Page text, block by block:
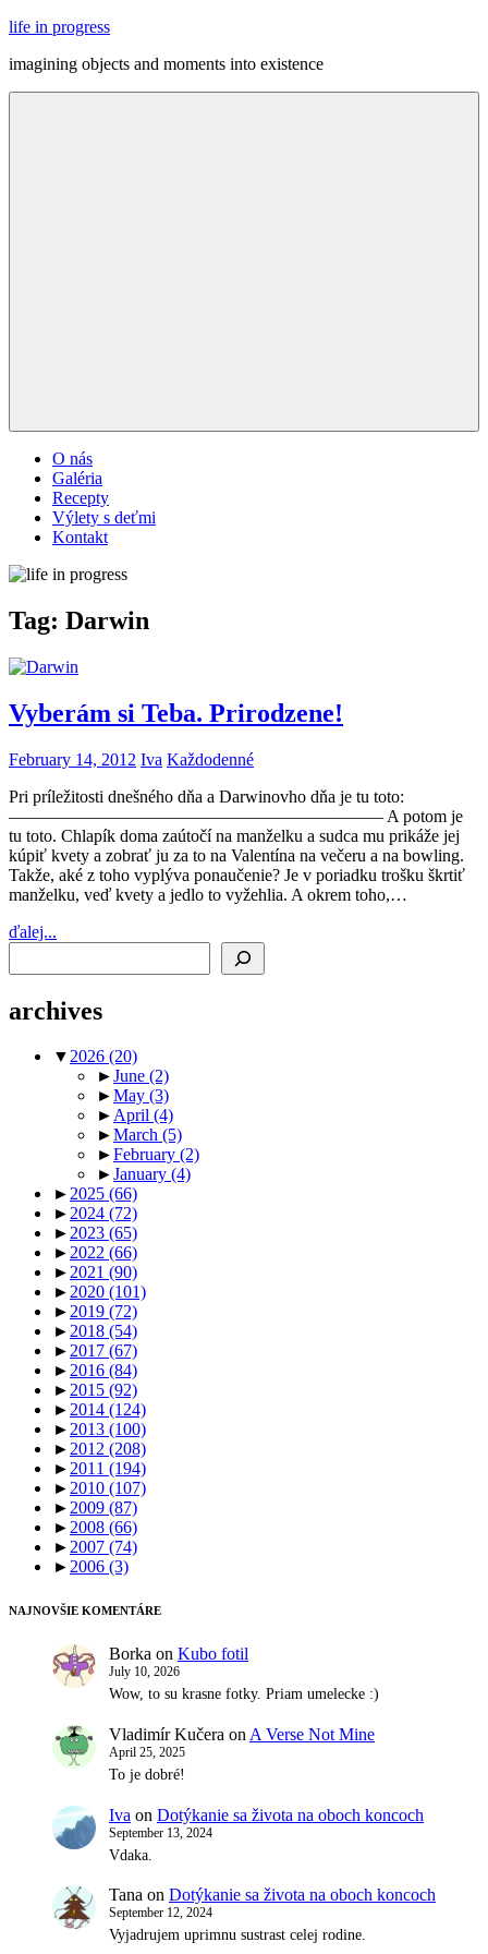
Skip
content
life in progress
imagining objects and moments into existence
O nás
Galéria
Recepty
Výlety s deťmi
Kontakt
Tag: Darwin
Vyberám si Teba. Prirodzene!
February 14, 2012 Iva Každodenné
Pri príležitosti dnešného dňa a Darwinovho dňa je tu toto:
—————————————————————– A potom je
tu toto. Chlapík doma zaútočí na manželku a sudca mu prikáže jej
kúpiť kvety a zobrať ju za to na Valentína na večeru a na bowling.
Takže, aké z toho vyplýva ponaučenie? Je v poriadku trošku škrtiť
manželku, veď kvety a jedlo to vyžehlia. A okrem toho,…
ďalej...
archives
▼2026 (20)
►June (2)
►May (3)
►April (4)
►March (5)
►February (2)
►January (4)
►2025 (66)
►2024 (72)
►2023 (65)
►2022 (66)
►2021 (90)
►2020 (101)
►2019 (72)
►2018 (54)
►2017 (67)
►2016 (84)
►2015 (92)
►2014 (124)
►2013 (100)
►2012 (208)
►2011 (194)
►2010 (107)
►2009 (87)
►2008 (66)
►2007 (74)
►2006 (3)
NAJNOVŠIE KOMENTÁRE
Borka on Kubo fotil
July 10, 2026
Wow, to su krasne fotky. Priam umelecke :)
Vladimír Kučera on A Verse Not Mine
April 25, 2025
To je dobré!
Iva on Dotýkanie sa života na oboch koncoch
September 13, 2024
Vdaka.
Tana on Dotýkanie sa života na oboch koncoch
September 12, 2024
Vyjadrujem uprimnu sustrast celej rodine.